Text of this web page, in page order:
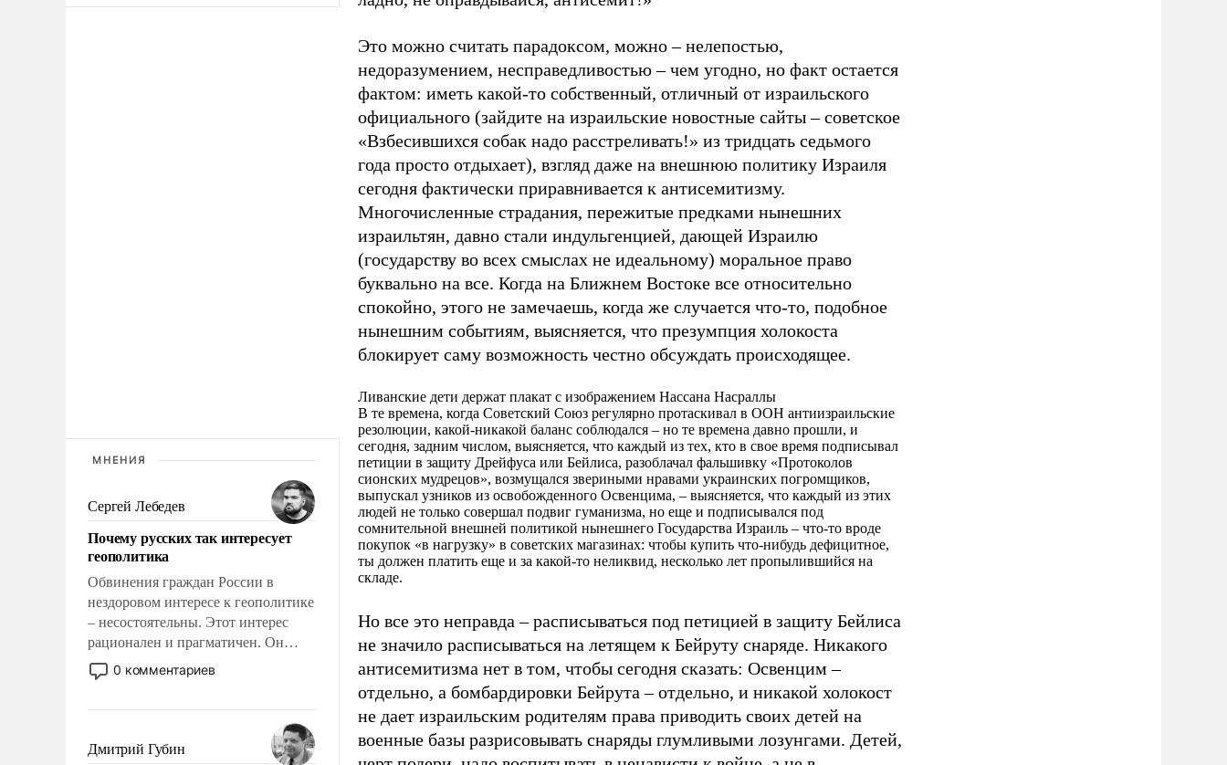
МНЕНИЯ
Сергей Лебедев
Почему русских так интересует
геополитика
Обвинения граждан России в
нездоровом интересе к геополитике
– несостоятельны. Этот интерес
рационален и прагматичен. Он
обусловлен тысячелетним опытом
выживания в крайне непростых
знанием, что мировая политика
имеет свойство заявляться на порог
0 комментариев
Дмитрий Губин
Это можно считать парадоксом, можно – нелепостью,
недоразумением, несправедливостью – чем угодно, но факт остается
фактом: иметь какой-то собственный, отличный от израильского
официального (зайдите на израильские новостные сайты – советское
«Взбесившихся собак надо расстреливать!» из тридцать седьмого
года просто отдыхает), взгляд даже на внешнюю политику Израиля
сегодня фактически приравнивается к антисемитизму.
Многочисленные страдания, пережитые предками нынешних
израильтян, давно стали индульгенцией, дающей Израилю
(государству во всех смыслах не идеальному) моральное право
буквально на все. Когда на Ближнем Востоке все относительно
спокойно, этого не замечаешь, когда же случается что-то, подобное
нынешним событиям, выясняется, что презумпция холокоста
блокирует саму возможность честно обсуждать происходящее.
Ливанские дети держат плакат с изображением Нассана Насраллы
В те времена, когда Советский Союз регулярно протаскивал в ООН антиизраильские
резолюции, какой-никакой баланс соблюдался – но те времена давно прошли, и
сегодня, задним числом, выясняется, что каждый из тех, кто в свое время подписывал
петиции в защиту Дрейфуса или Бейлиса, разоблачал фальшивку «Протоколов
сионских мудрецов», возмущался звериными нравами украинских погромщиков,
выпускал узников из освобожденного Освенцима, – выясняется, что каждый из этих
людей не только совершал подвиг гуманизма, но еще и подписывался под
сомнительной внешней политикой нынешнего Государства Израиль – что-то вроде
покупок «в нагрузку» в советских магазинах: чтобы купить что-нибудь дефицитное,
ты должен платить еще и за какой-то неликвид, несколько лет пропылившийся на
складе.
Но все это неправда – расписываться под петицией в защиту Бейлиса
не значило расписываться на летящем к Бейруту снаряде. Никакого
антисемитизма нет в том, чтобы сегодня сказать: Освенцим –
отдельно, а бомбардировки Бейрута – отдельно, и никакой холокост
не дает израильским родителям права приводить своих детей на
военные базы разрисовывать снаряды глумливыми лозунгами. Детей,